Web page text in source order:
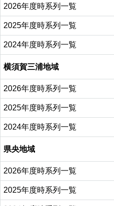
2026年度時系列一覧
2025年度時系列一覧
2024年度時系列一覧
横須賀三浦地域
2026年度時系列一覧
2025年度時系列一覧
2024年度時系列一覧
県央地域
2026年度時系列一覧
2025年度時系列一覧